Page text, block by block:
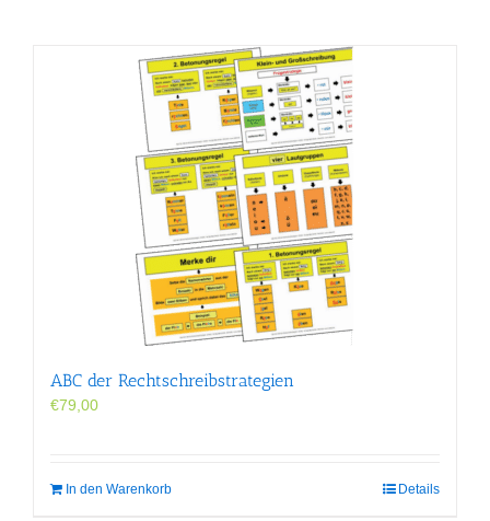
ABC der Rechtschreibstrategien
€79,00
In den Warenkorb Details